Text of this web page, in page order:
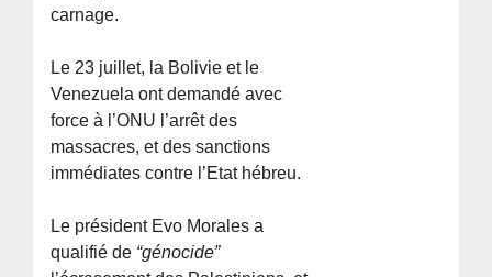
carnage.
Le 23 juillet, la Bolivie et le
Venezuela ont demandé avec
force à l’ONU l’arrêt des
massacres, et des sanctions
immédiates contre l’Etat hébreu.
Le président Evo Morales a
qualifié de “génocide”